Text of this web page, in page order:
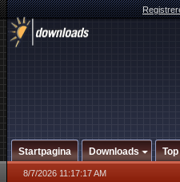
Startpagina Downloads
8/7/2026 11:17:17 AM